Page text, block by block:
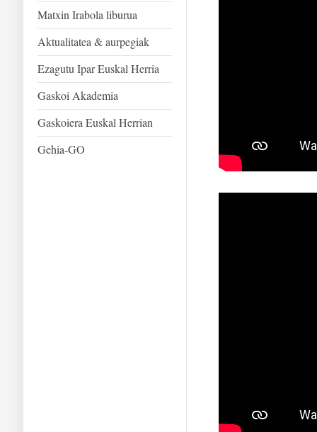
Matxin Irabola liburua
Aktualitatea & aurpegiak
Ezagutu Ipar Euskal Herria
Gaskoi Akademia
Gaskoiera Euskal Herrian
Gehia-GO